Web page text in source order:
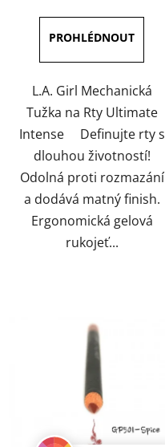
5,0
z
5
hvězdiček.
L.A. Girl Mechanická
Tužka na Rty Ultimate
Intense Definujte rty s
dlouhou životností!
Odolná proti rozmazání
a dodává matný finish.
Ergonomická gelová
rukojeť...